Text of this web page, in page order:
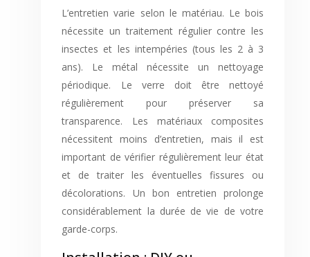
L’entretien varie selon le matériau. Le bois
nécessite un traitement régulier contre les
insectes et les intempéries (tous les 2 à 3
ans). Le métal nécessite un nettoyage
périodique. Le verre doit être nettoyé
régulièrement pour préserver sa
transparence. Les matériaux composites
nécessitent moins d’entretien, mais il est
important de vérifier régulièrement leur état
et de traiter les éventuelles fissures ou
décolorations. Un bon entretien prolonge
considérablement la durée de vie de votre
garde-corps.